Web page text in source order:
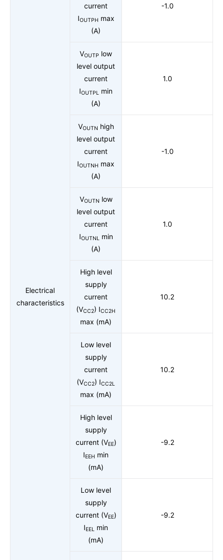
Electrical
characteristics
current
IOUTPH max
(A)
-1.0
VOUTP low
level output
current
IOUTPL min
(A)
1.0
VOUTN high
level output
current
IOUTNH max
(A)
-1.0
VOUTN low
level output
current
IOUTNL min
(A)
1.0
High level
supply
current
(VCC2) ICC2H
max (mA)
10.2
Low level
supply
current
(VCC2) ICC2L
max (mA)
10.2
High level
supply
current (VEE)
IEEH min
(mA)
-9.2
Low level
supply
current (VEE)
IEEL min
(mA)
-9.2